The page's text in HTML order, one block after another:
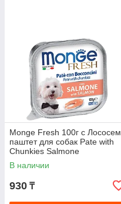
Monge Fresh 100г с Лососем
паштет для собак Pate with
Chunkies Salmone
В наличии
930 ₸